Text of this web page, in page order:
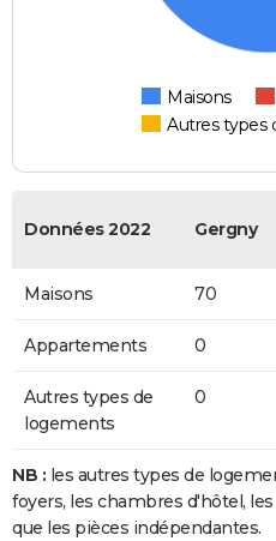
Maisons
Autres types
Données 2022 Gergny
Maisons 70
Appartements 0
Autres types de
logements
0
NB : les autres types de
foyers, les chambres d'hôtel,
que les pièces indépendantes.